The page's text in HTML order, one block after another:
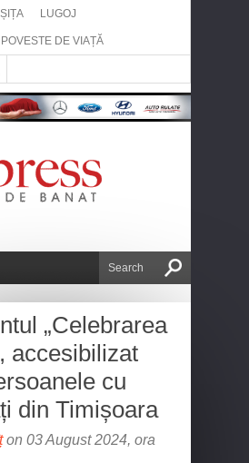
LUGOJ
POVESTE DE VIAȚĂ
„Celebrarea
accesibilizat
cu
din Timișoara
on 03 August 2024, ora